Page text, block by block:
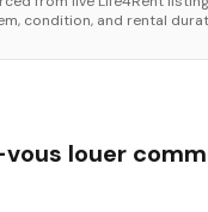
condition, and rental
louer